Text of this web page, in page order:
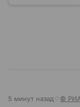
5 минут назад ©